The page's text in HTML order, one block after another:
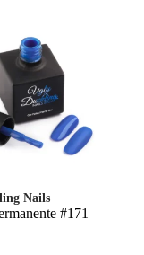
Nails
#171